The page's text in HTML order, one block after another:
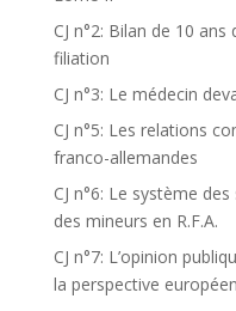
CJ n°2: Bilan de 10
filiation
CJ n°3: Le médecin
CJ n°5: Les relations
franco-allemandes
CJ n°6: Le système
des mineurs en R.F.A.
CJ n°7: L’opinion
la perspective